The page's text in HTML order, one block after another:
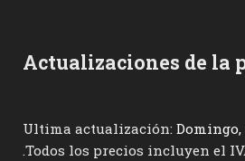
Actualizaciones de la
Ultima actualización: Domingo,
.Todos los precios incluyen el